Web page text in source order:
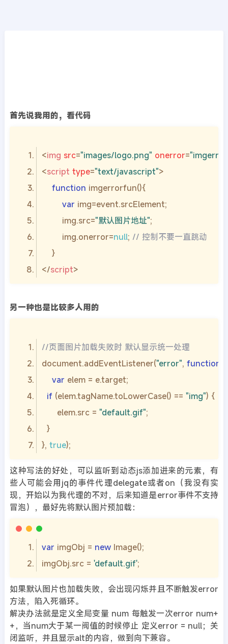
首先说我用的，看代码
<img src="images/logo.png" onerror=
<script type="text/javascript">
function imgerrorfun()
var
img.src="默认图片地址"
img.onerror=null; // 控制不要一直跳动
</script>
另一种也是比较多人用的
//页面图片加载失败时 默认显示统一处理
document.addEventListener("error", function
var
if (elem.tagName.toLowerCase() == "img"
) {
elem.src = "default.gif"
}
}, true
这种写法的好处，可以监听到动态js添加进来的元素，有
些人可能会用jq的事件代理delegate或者on（我没有实
现，开始以为我代理的不对，后来知道是error事件不支持
冒泡），最好先将默认图片预加载：
var imgObj = new
imgObj.src = 'default.gif'
如果默认图片也加载失败，会出现闪烁并且不断触发error
方法，陷入死循环。
解决办法就是定义全局变量 num 每触发一次error num+
+，当num大于某一阀值的时候停止 定义error = null；关
闭监听，并且显示alt的内容，做到向下兼容。